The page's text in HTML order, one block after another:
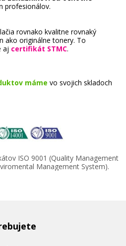
náplň EPSON T0715 -
T0711-T0714
náplní
€
profesionálov.
rovnako kvalitne rovnaký
ako originálne tonery. To
aj certifikát STMC.
máme vo svojich skladoch
ISO 9001 (Quality Management
Management System).